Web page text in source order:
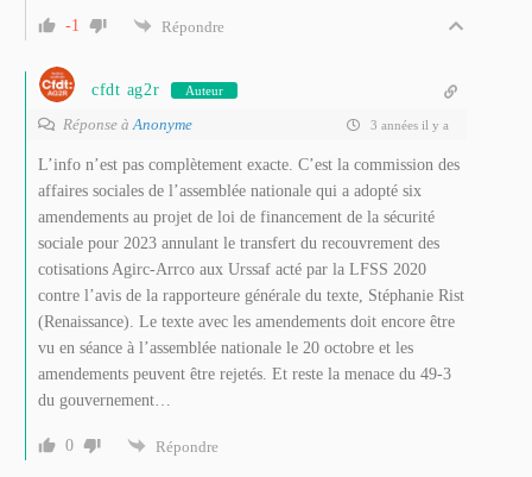
-1 Répondre
cfdt ag2r Auteur
Réponse à Anonyme 3 années il y a
L’info n’est pas complètement exacte. C’est la commission des
affaires sociales de l’assemblée nationale qui a adopté six
amendements au projet de loi de financement de la sécurité
sociale pour 2023 annulant le transfert du recouvrement des
cotisations Agirc-Arrco aux Urssaf acté par la LFSS 2020
contre l’avis de la rapporteure générale du texte, Stéphanie Rist
(Renaissance). Le texte avec les amendements doit encore être
vu en séance à l’assemblée nationale le 20 octobre et les
amendements peuvent être rejetés. Et reste la menace du 49-3
du gouvernement…
0 Répondre